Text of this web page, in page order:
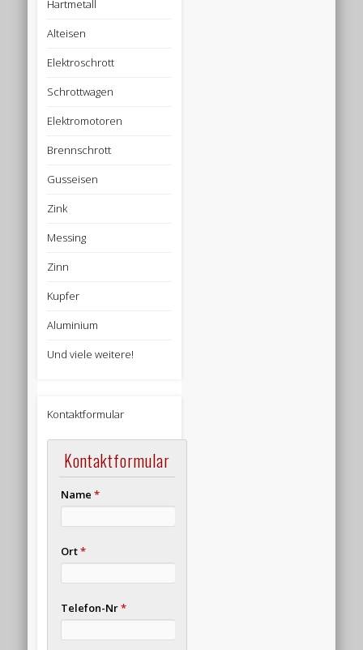
Hartmetall
Alteisen
Elektroschrott
Schrottwagen
Elektromotoren
Brennschrott
Gusseisen
Zink
Messing
Zinn
Kupfer
Aluminium
Und viele weitere!
Kontaktformular
Kontaktformular
Name *
Ort*
Telefon-Nr*